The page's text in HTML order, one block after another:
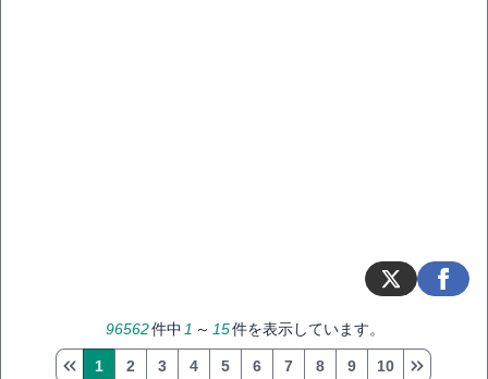
96562件中 1 ～ 15件を表示しています。
1 2 3 4 5 6 7 8 9 10